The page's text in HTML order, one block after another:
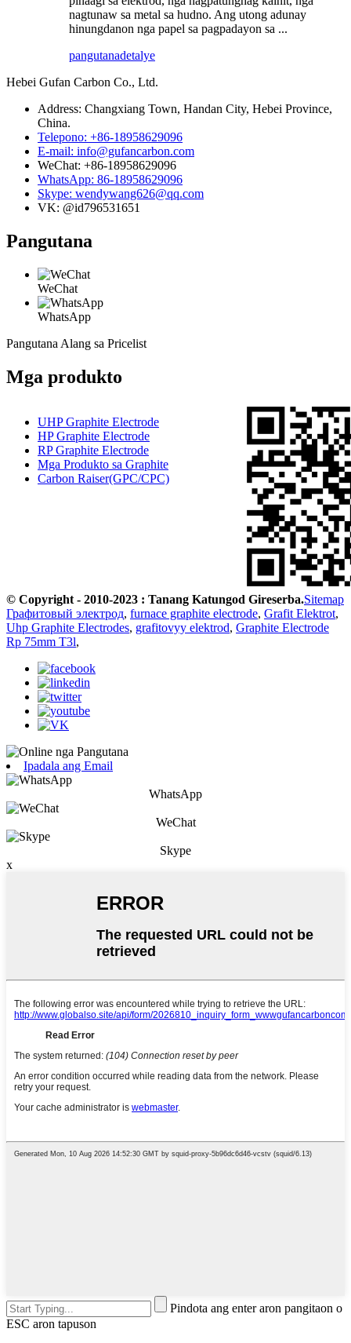
nagtunaw sa metal sa hudno. Ang utong adunay
hinungdanon nga papel sa pagpadayon sa ...
pangutanadetalye
Hebei Gufan Carbon Co., Ltd.
Address: Changxiang Town, Handan City, Hebei Province,
China.
Telepono: +86-18958629096
E-mail: info@gufancarbon.com
WeChat: +86-18958629096
WhatsApp: 86-18958629096
Skype: wendywang626@qq.com
VK: @id796531651
Pangutana
WeChat
WhatsApp
Pangutana Alang sa Pricelist
Mga produkto
UHP Graphite Electrode
HP Graphite Electrode
RP Graphite Electrode
Mga Produkto sa Graphite
Carbon Raiser(GPC/CPC)
© Copyright - 2010-2023 : Tanang Katungod Gireserba.Sitemap
Графитовый электрод, furnace graphite electrode, Grafit Elektrot,
Uhp Graphite Electrodes, grafitovyy elektrod, Graphite Electrode
Rp 75mm T3l,
Ipadala ang Email
WhatsApp
WeChat
Skype
x
Pindota ang enter aron pangitaon o
ESC aron tapuson